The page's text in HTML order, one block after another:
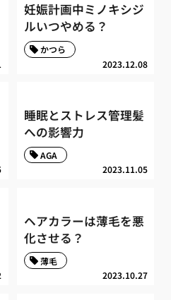
妊娠計画中ミノキシジ
ルいつやめる？
2023.12.08
かつら
睡眠とストレス管理髪
への影響力
2023.11.05
AGA
ヘアカラーは薄毛を悪
化させる？
2023.10.27
薄毛